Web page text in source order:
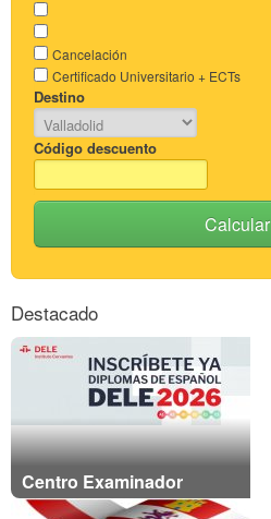
Cancelación
Certificado Universitario + ECTs
Destino
Código descuento
Calcular
Destacado
Centro Examinador